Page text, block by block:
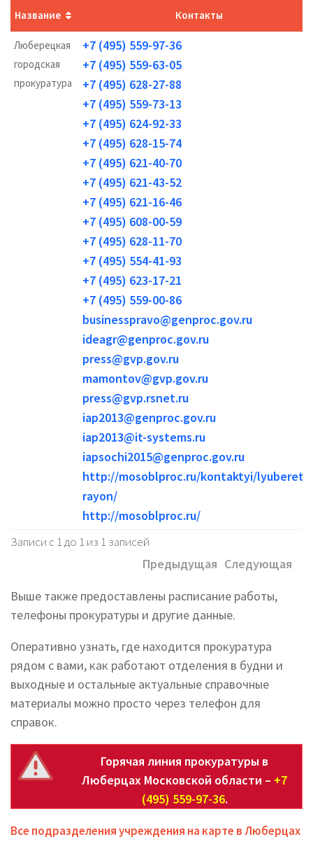
Название Контакты
Люберецкая
городская
прокуратура
+7 (495) 559-97-36
+7 (495) 559-63-05
+7 (495) 628-27-88
+7 (495) 559-73-13
+7 (495) 624-92-33
+7 (495) 628-15-74
+7 (495) 621-40-70
+7 (495) 621-43-52
+7 (495) 621-16-46
+7 (495) 608-00-59
+7 (495) 628-11-70
+7 (495) 554-41-93
+7 (495) 623-17-21
+7 (495) 559-00-86
businesspravo@genproc.gov.ru
ideagr@genproc.gov.ru
press@gvp.gov.ru
mamontov@gvp.gov.ru
press@gvp.rsnet.ru
iap2013@genproc.gov.ru
iap2013@it-systems.ru
iapsochi2015@genproc.gov.ru
http://mosoblproc.ru/kontaktyi/
rayon/
http://mosoblproc.ru/
Записи с 1 до 1 из 1 записей
Предыдущая Следующая
Выше также предоставлены расписание работы,
телефоны прокуратуры и другие данные.
Оперативно узнать, где находится прокуратура
рядом с вами, как работают отделения в будни и
выходные и остальные актуальные справочные
материалы можно просто через телефон для
справок.
Горячая линия прокуратуры в
Люберцах Московской области – +7
(495) 559-97-36.
Все подразделения учреждения на карте в Люберцах